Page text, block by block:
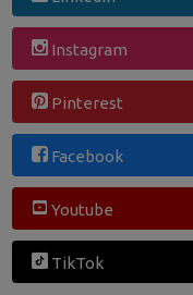
Instagram
Pinterest
Facebook
Youtube
TikTok